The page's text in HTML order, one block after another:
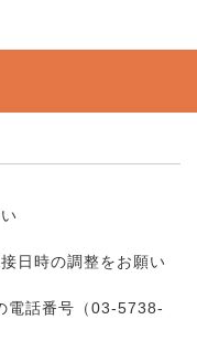
日時の調整をお願い
電話番号（03-5738-